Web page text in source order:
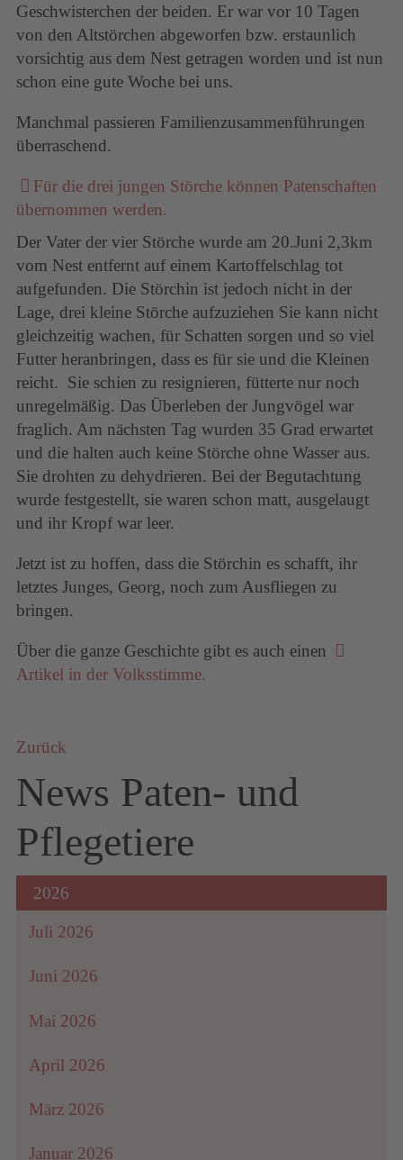
Geschwisterchen der beiden. Er war vor 10 Tagen
von den Altstörchen abgeworfen bzw. erstaunlich
vorsichtig aus dem Nest getragen worden und ist nun
schon eine gute Woche bei uns.
Manchmal passieren Familienzusammenführungen
überraschend.
Für die drei jungen Störche können Patenschaften
übernommen werden.
Der Vater der vier Störche wurde am 20.Juni 2,3km
vom Nest entfernt auf einem Kartoffelschlag tot
aufgefunden. Die Störchin ist jedoch nicht in der
Lage, drei kleine Störche aufzuziehen Sie kann nicht
gleichzeitig wachen, für Schatten sorgen und so viel
Futter heranbringen, dass es für sie und die Kleinen
reicht. Sie schien zu resignieren, fütterte nur noch
unregelmäßig. Das Überleben der Jungvögel war
fraglich. Am nächsten Tag wurden 35 Grad erwartet
und die halten auch keine Störche ohne Wasser aus.
Sie drohten zu dehydrieren. Bei der Begutachtung
wurde festgestellt, sie waren schon matt, ausgelaugt
und ihr Kropf war leer.
Jetzt ist zu hoffen, dass die Störchin es schafft, ihr
letztes Junges, Georg, noch zum Ausfliegen zu
bringen.
Über die ganze Geschichte gibt es auch einen
Artikel in der Volksstimme.
Zurück
News Paten- und
Pflegetiere
2026
Juli 2026
Juni 2026
Mai 2026
April 2026
März 2026
Januar 2026